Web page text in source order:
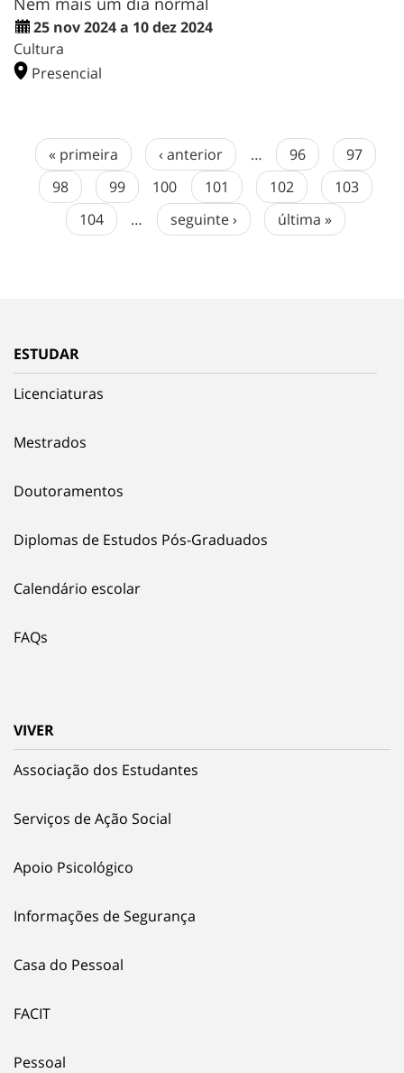
25 nov 2024 a 10 dez 2024
Cultura
Presencial
« primeira ‹ anterior … 96
97
98
99 100 101 102
103
104
… seguinte › última »
ESTUDAR
Licenciaturas
Mestrados
Doutoramentos
Diplomas de Estudos Pós-Graduados
Calendário escolar
FAQs
VIVER
Associação dos Estudantes
Serviços de Ação Social
Apoio Psicológico
Informações de Segurança
Casa do Pessoal
FACIT
Pessoal